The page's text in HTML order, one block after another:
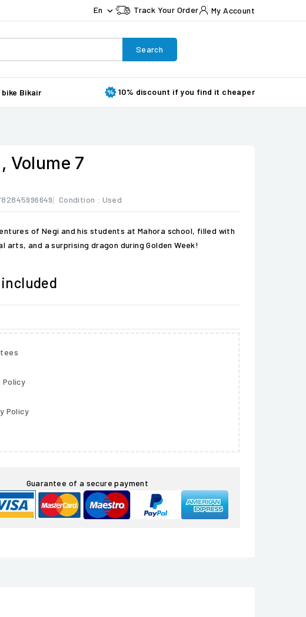
En  Track Your Order My Account
Search
Bikair 10% discount if you find it cheaper
Volume 7
Condition : Used
of Negi and his students at Mahora school, filled with
arts, and a surprising dragon during Golden Week!
included
Policy
Policy
Guarantee of a secure payment